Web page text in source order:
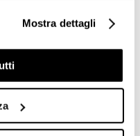
sono utilizzati, solo
le tue abitudini di
pubblicitari mirati, in
uno dei bottoni sotto
visionando
Mostra dettagli